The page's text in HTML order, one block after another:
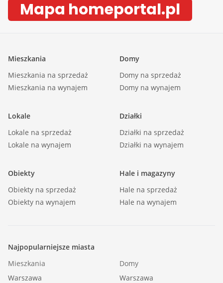
meble kuchenne na wymiar, zmywarka,
zlewozmywak z baterią, sprzęt AGD, piekarnik,
Typ łazienki: razem z wc |
Liczba łazienek: 1 |
Podłoga łazienki: gres |
lustro, kabina prysznicowa |
Ściany łazienki: inne |
Wyposażenie dodatkowe: szafki, pralka, lustro |
Podłoga przedpokoi: gres |
Ściany przedpokoi: malowane |
Wyposażenie przedpokoi: domofon |
https://sadurscy.pl/offer/BS2-MW-311088
Mapa homeportal.pl
Mieszkania
Mieszkania na sprzedaż
Mieszkania na wynajem
Domy
Domy na sprzedaż
Domy na wynajem
Lokale
Lokale na sprzedaż
Lokale na wynajem
Działki
Działki na sprzedaż
Działki na wynajem
Obiekty
Obiekty na sprzedaż
Obiekty na wynajem
Hale i magazyny
Hale na sprzedaż
Hale na wynajem
Najpopularniejsze miasta
Mieszkania
Warszawa
Domy
Warszawa